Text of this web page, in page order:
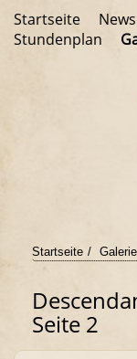
Startseite News
Stundenplan
Startseite Galerie
Seite 2